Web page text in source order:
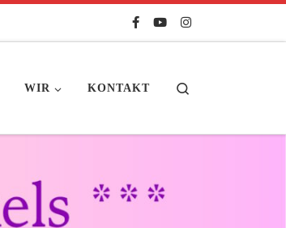
WIR KONTAKT